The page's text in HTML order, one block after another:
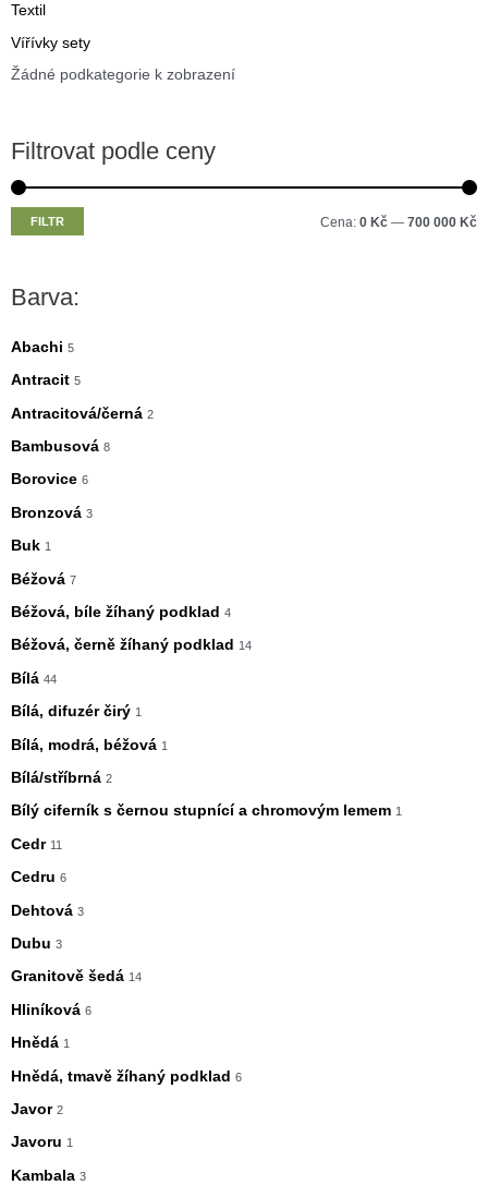
Textil
Vířívky sety
Žádné podkategorie k zobrazení
Filtrovat podle ceny
MM
FILTR Cena: 0 Kč — 700 000 Kč
Barva:
Abachi 5
Antracit 5
Antracitová/černá 2
Bambusová 8
Borovice 6
Bronzová 3
Buk 1
Béžová 7
Béžová, bíle žíhaný podklad 4
Béžová, černě žíhaný podklad 14
Bílá 44
Bílá, difuzér čirý 1
Bílá, modrá, béžová 1
Bílá/stříbrná 2
Bílý ciferník s černou stupnící a chromovým lemem 1
Cedr 11
Cedru 6
Dehtová 3
Dubu 3
Granitově šedá 14
Hliníková 6
Hnědá 1
Hnědá, tmavě žíhaný podklad 6
Javor 2
Javoru 1
Kambala 3